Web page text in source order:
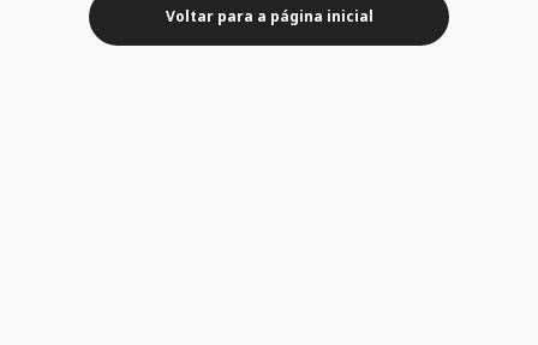
Voltar para a página inicial